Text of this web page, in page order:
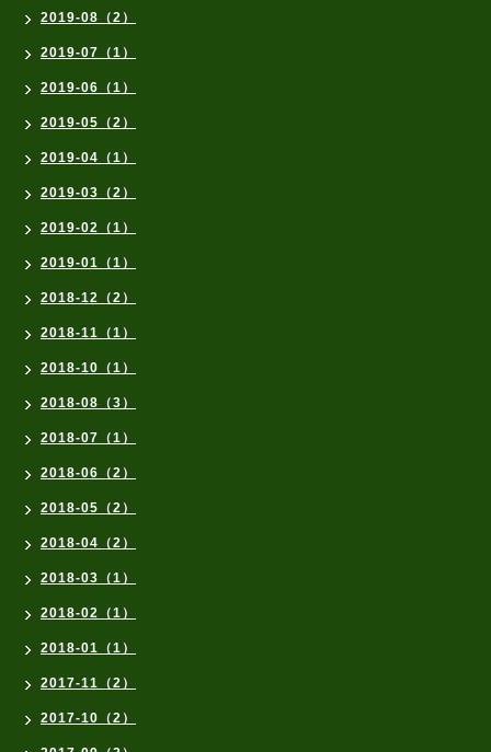
2019-08（2）
2019-07（1）
2019-06（1）
2019-05（2）
2019-04（1）
2019-03（2）
2019-02（1）
2019-01（1）
2018-12（2）
2018-11（1）
2018-10（1）
2018-08（3）
2018-07（1）
2018-06（2）
2018-05（2）
2018-04（2）
2018-03（1）
2018-02（1）
2018-01（1）
2017-11（2）
2017-10（2）